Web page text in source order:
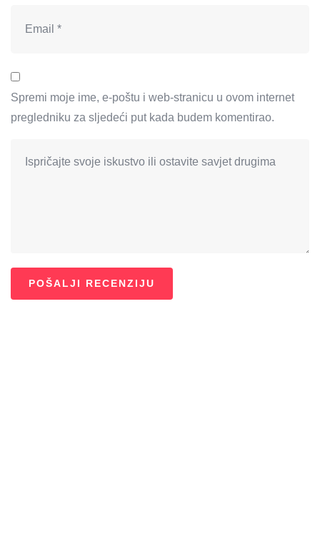
Spremi moje ime, e-poštu i web-stranicu u ovom internet
pregledniku za sljedeći put kada budem komentirao.